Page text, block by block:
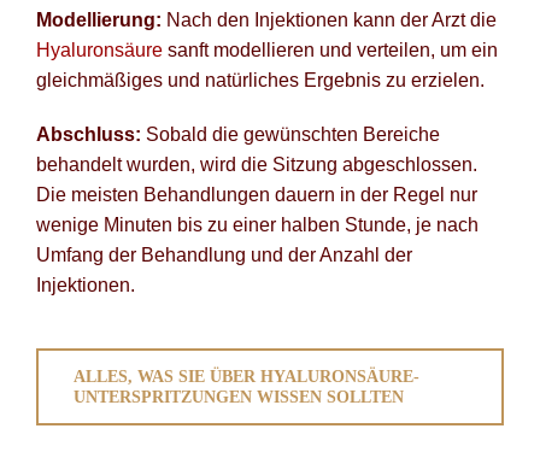
Modellierung: Nach den Injektionen kann der Arzt die
Hyaluronsäuresanft modellieren und verteilen, um ein
gleichmäßiges und natürliches Ergebnis zu erzielen.
Abschluss: Sobald die gewünschten Bereiche
behandelt wurden, wird die Sitzung abgeschlossen.
Die meisten Behandlungen dauern in der Regel nur
wenige Minuten bis zu einer halben Stunde, je nach
Umfang der Behandlung und der Anzahl der
Injektionen.
ALLES, WAS SIE ÜBER HYALURONSÄURE-
UNTERSPRITZUNGEN WISSEN SOLLTEN